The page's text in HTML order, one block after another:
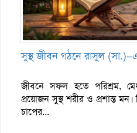
সুস্থ জীবন গঠনে রাসুল
জীবনে সফল হতে পরিশ্রম,
প্রয়োজন সুস্থ শরীর ও প্রশান্ত মন।
চাপের...